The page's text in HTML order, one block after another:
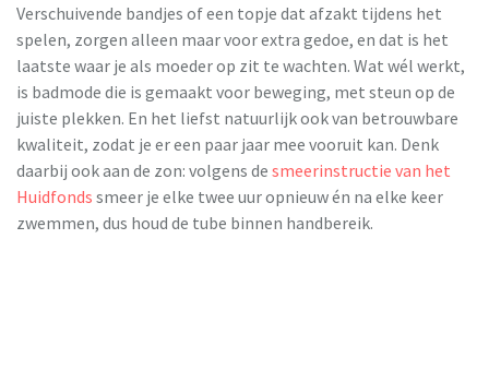
Verschuivende bandjes of een topje dat afzakt tijdens het
spelen, zorgen alleen maar voor extra gedoe, en dat is het
laatste waar je als moeder op zit te wachten. Wat wél werkt,
is badmode die is gemaakt voor beweging, met steun op de
juiste plekken. En het liefst natuurlijk ook van betrouwbare
kwaliteit, zodat je er een paar jaar mee vooruit kan. Denk
daarbij ook aan de zon: volgens de smeerinstructie van het
Huidfonds smeer je elke twee uur opnieuw én na elke keer
zwemmen, dus houd de tube binnen handbereik.